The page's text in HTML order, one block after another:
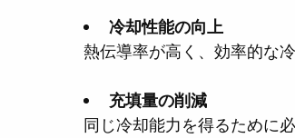
冷却性能の向上
熱伝導率が高く、効率的
充填量の削減